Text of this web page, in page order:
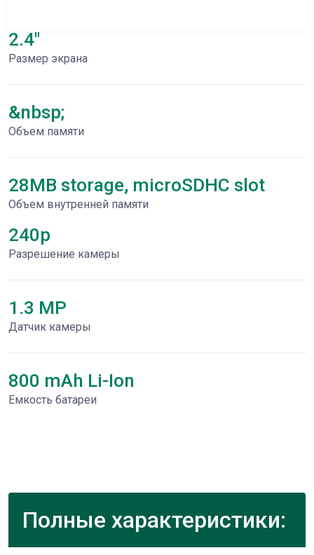
2.4"
Размер экрана
&nbsp;
Объем памяти
28MB storage, microSDHC slot
Объем внутренней памяти
240p
Разрешение камеры
1.3 MP
Датчик камеры
800 mAh Li-Ion
Емкость батареи
Полные характеристики: